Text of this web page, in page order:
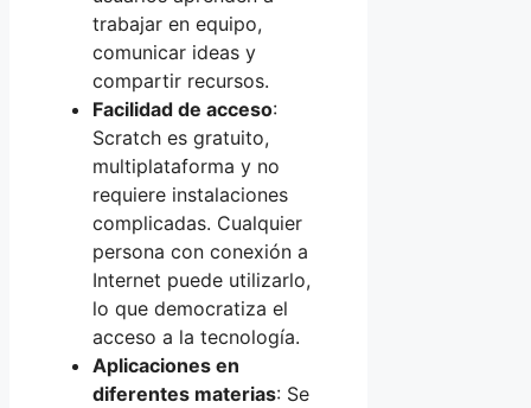
trabajar en equipo,
comunicar ideas y
compartir recursos.
Facilidad de acceso:
Scratch es gratuito,
multiplataforma y no
requiere instalaciones
complicadas. Cualquier
persona con conexión a
Internet puede utilizarlo,
lo que democratiza el
acceso a la tecnología.
Aplicaciones en
diferentes materias: Se